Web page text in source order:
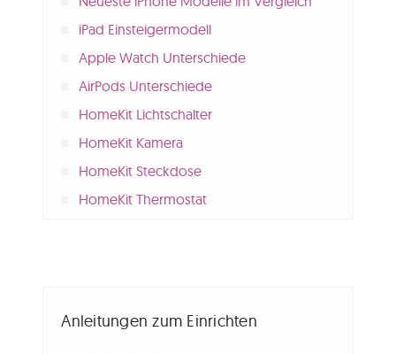
iPad Einsteigermodell
Apple Watch Unterschiede
AirPods Unterschiede
HomeKit Lichtschalter
HomeKit Kamera
HomeKit Steckdose
HomeKit Thermostat
Anleitungen zum Einrichten